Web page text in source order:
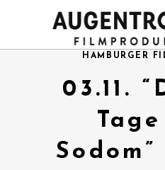
HAMBURGER
03.11.